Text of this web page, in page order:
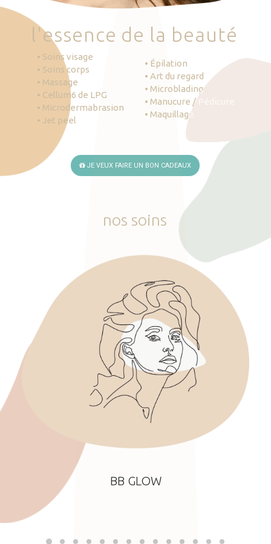
'essence de la beauté
• Soins visage
• Soins corps
• Massage
• Cellum6 de LPG
• Microdermabrasion
• Jet peel
• Épilation
• Art du regard
• Microblading
• Manucure / Pédicure
• Maquillage
JE VEUX FAIRE UN BON CADEAUX
nos soins
BB GLOW